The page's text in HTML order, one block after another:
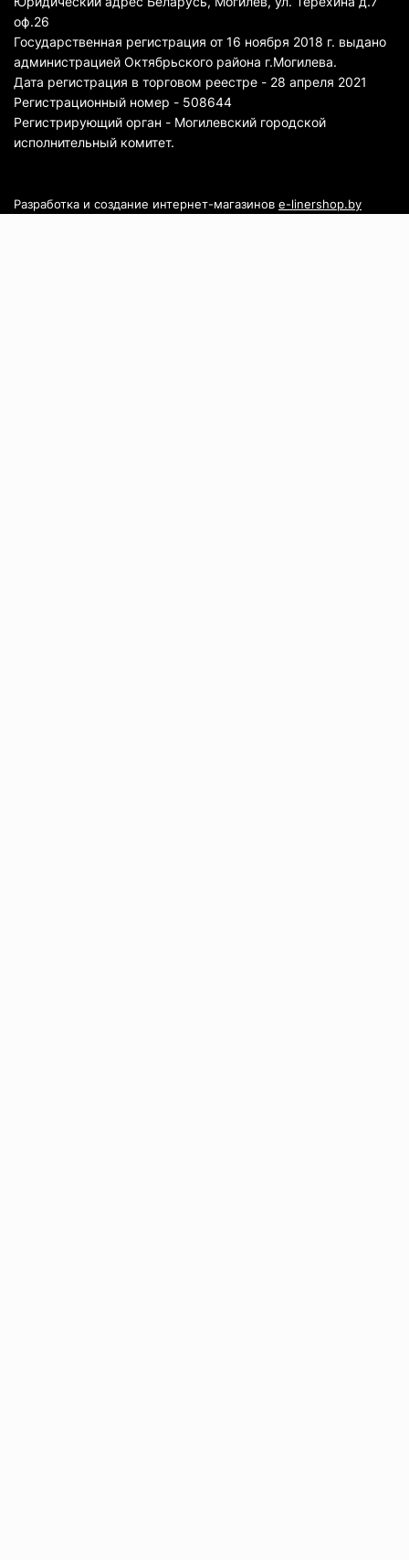
оф.26
Государственная регистрация от 16 ноября 2018 г. выдано
администрацией Октябрьского района г.Могилева.
Дата регистрация в торговом реестре - 28 апреля 2021
Регистрационный номер - 508644
Регистрирующий орган - Могилевский городской
исполнительный комитет.
Разработка и создание интернет-магазинов e-linershop.by